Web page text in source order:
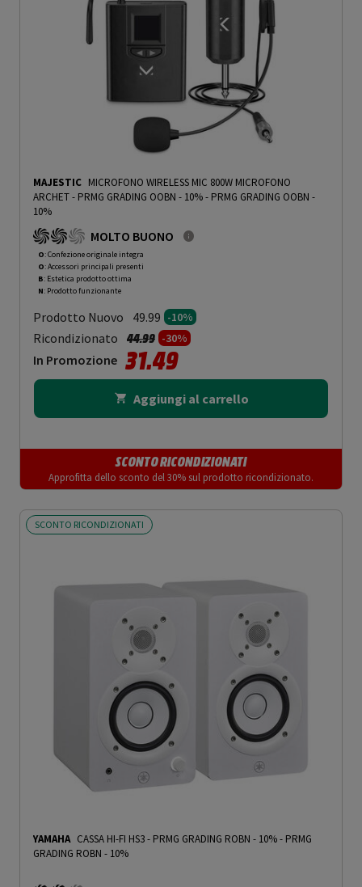
MAJESTIC MICROFONO WIRELESS MIC 800W MICROFONO
ARCHET - PRMG GRADING OOBN - 10%- PRMG GRADING OOBN -
10%
MOLTO BUONO
O: Confezione originale integra
O: Accessori principali presenti
B: Estetica prodotto ottima
N: Prodotto funzionante
Prodotto Nuovo 49.99 -10%
Ricondizionato Prezzo ridotto da
44.99a-30%
In Promozione 31.49
Aggiungi al carrello
SCONTO RICONDIZIONATI
Approfitta dello sconto del 30% sul prodotto ricondizionato.
SCONTO RICONDIZIONATI
YAMAHA CASSA HI-FI HS3 - PRMG GRADING ROBN - 10%- PRMG
GRADING ROBN - 10%